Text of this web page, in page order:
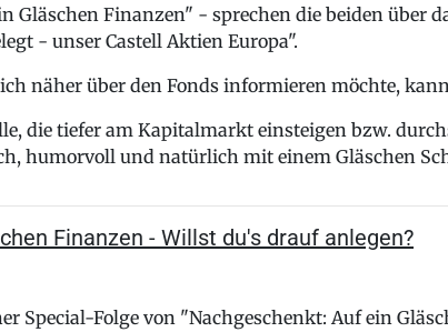
Gläschen Finanzen" - sprechen die beiden über
- unser Castell Aktien Europa".
näher über den Fonds informieren möchte,
die tiefer am Kapitalmarkt einsteigen bzw.
humorvoll und natürlich mit einem Gläschen
Finanzen - Willst du's drauf anlegen?
Special-Folge von "Nachgeschenkt: Auf ein